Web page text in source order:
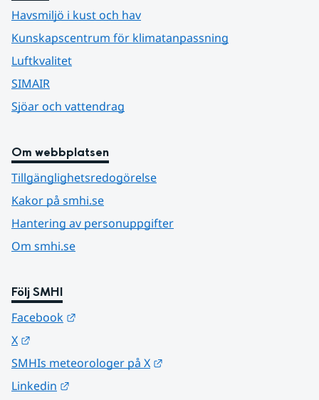
Havsmiljö i kust och hav
Kunskapscentrum för klimatanpassning
Luftkvalitet
SIMAIR
Sjöar och vattendrag
Om webbplatsen
Tillgänglighetsredogörelse
Kakor på smhi.se
Hantering av personuppgifter
Om smhi.se
Följ SMHI
Facebook
X
SMHIs meteorologer på X
Linkedin